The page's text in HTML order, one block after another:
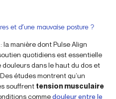
et d’une mauvaise posture ?
manière dont Pulse Align
quotidiens est essentielle
dans le haut du dos et
études montrent qu’un
souffrent tension musculaire
commedouleur entre le